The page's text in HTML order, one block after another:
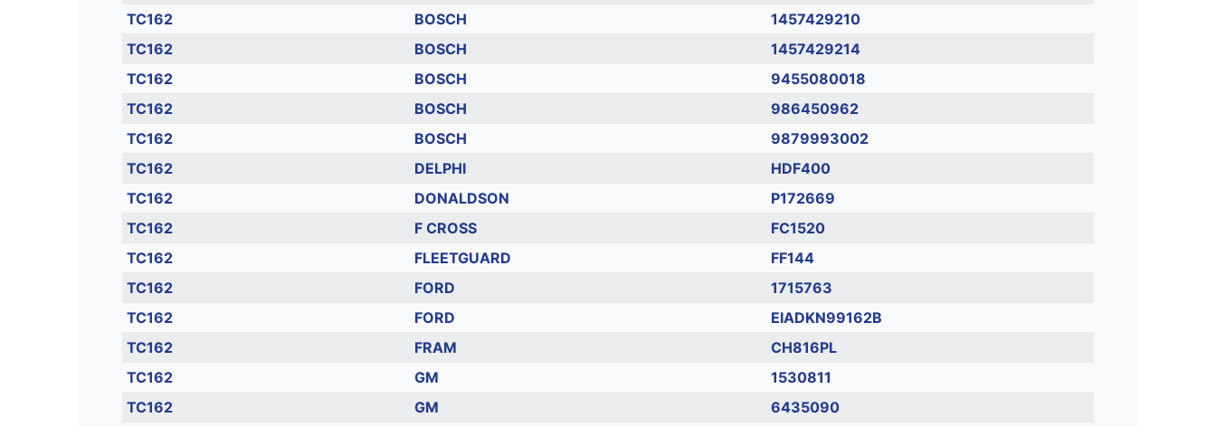
TC162
BOSCH
1457429210
TC162
BOSCH
1457429214
TC162
BOSCH
9455080018
TC162
BOSCH
986450962
TC162
BOSCH
9879993002
TC162
DELPHI
HDF400
TC162
DONALDSON
P172669
TC162
F CROSS
FC1520
TC162
FLEETGUARD
FF144
TC162
FORD
1715763
TC162
FORD
EIADKN99162B
TC162
FRAM
CH816PL
TC162
GM
1530811
TC162
GM
6435090